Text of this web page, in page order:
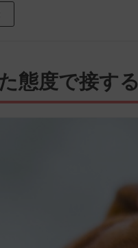
態度で接する